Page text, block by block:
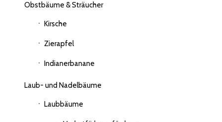
Obstbäume & Sträucher
Kirsche
Zierapfel
Indianerbanane
Laub- und Nadelbäume
Laubbäume